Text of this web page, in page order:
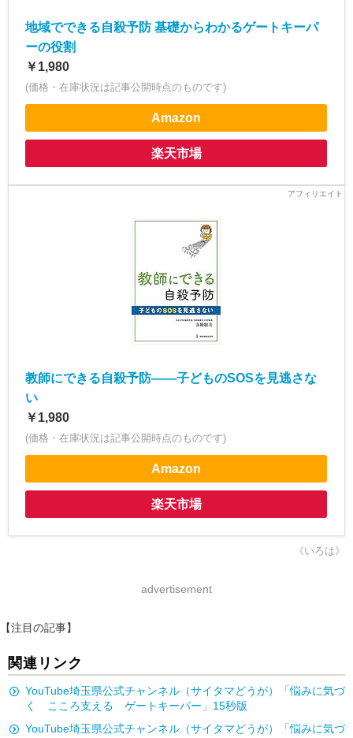
地域でできる自殺予防 基礎からわかるゲートキーパ
ーの役割
￥1,980
(価格・在庫状況は記事公開時点のものです)
Amazon
楽天市場
教師にできる自殺予防――子どものSOSを見逃さな
い
￥1,980
(価格・在庫状況は記事公開時点のものです)
Amazon
楽天市場
《いろは》
advertisement
【注目の記事】
関連リンク
YouTube埼玉県公式チャンネル（サイタマどうが）「悩みに気づ
く こころ支える ゲートキーパー」15秒版
YouTube埼玉県公式チャンネル（サイタマどうが）「悩みに気づ